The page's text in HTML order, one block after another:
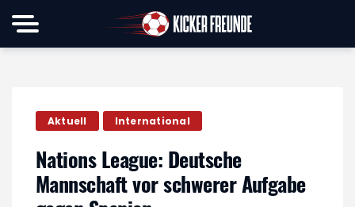
Aktuell International
Nations League: Deutsche
Mannschaft vor schwerer Aufgabe